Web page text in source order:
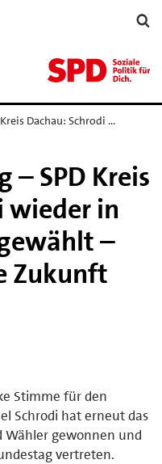
Dachau: Schrodi …
– SPD Kreis
wieder in
–
Zukunft
Stimme für den
Schrodi hat erneut das
gewonnen und
vertreten.